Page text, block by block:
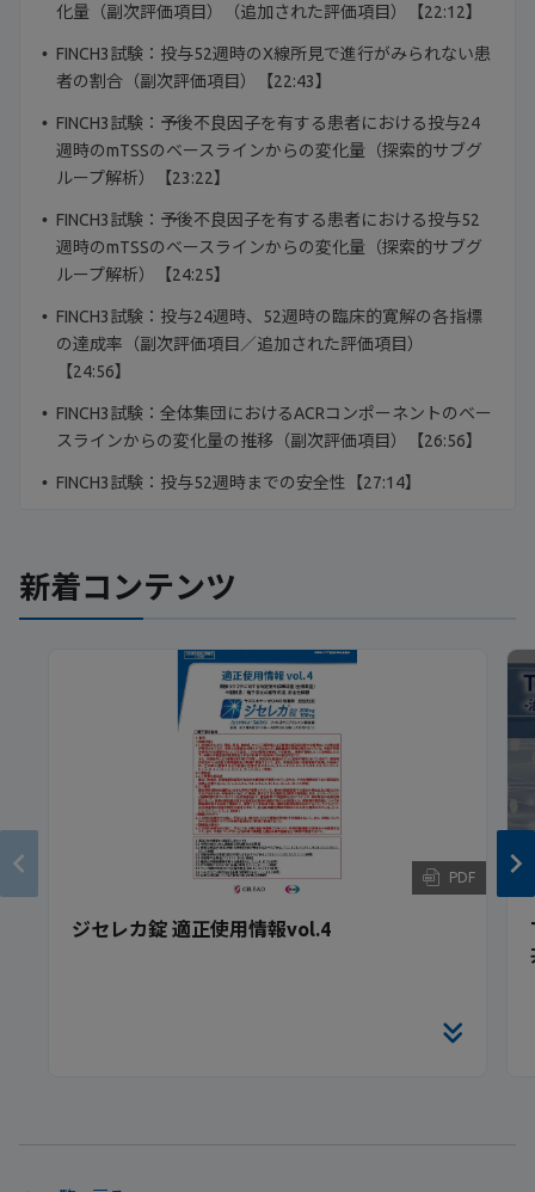
化量（副次評価項目）（追加された評価項目）【22:12】
FINCH3試験：投与52週時のX線所見で進行がみられない患
者の割合（副次評価項目）【22:43】
FINCH3試験：予後不良因子を有する患者における投与24
週時のmTSSのベースラインからの変化量（探索的サブグ
ループ解析）【23:22】
FINCH3試験：予後不良因子を有する患者における投与52
週時のmTSSのベースラインからの変化量（探索的サブグ
ループ解析）【24:25】
FINCH3試験：投与24週時、52週時の臨床的寛解の各指標
の達成率（副次評価項目／追加された評価項目）
【24:56】
FINCH3試験：全体集団におけるACRコンポーネントのベー
スラインからの変化量の推移（副次評価項目）【26:56】
FINCH3試験：投与52週時までの安全性【27:14】
新着コンテンツ
PDF
ジセレカ錠 適正使用情報vol.4